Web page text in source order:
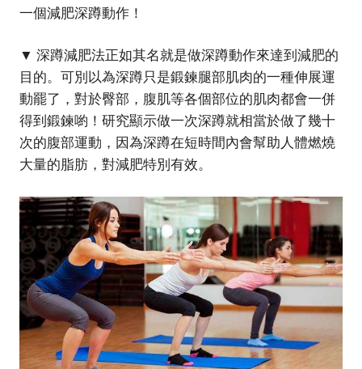
一個減肥深蹲動作！
▼ 深蹲減肥法正如其名就是做深蹲動作來達到減肥的
目的。可別以為深蹲只是鍛鍊腿部肌肉的一種伸展運
動罷了，對於臀部，腹肌等各個部位的肌肉都會一併
得到鍛鍊喲！研究顯示做一次深蹲就相當於做了幾十
次的腹部運動，因為深蹲在短時間內會幫助人體燃燒
大量的脂肪，對減肥特別有效。